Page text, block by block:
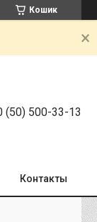
Кошик
(50) 500-33-13
Контакты